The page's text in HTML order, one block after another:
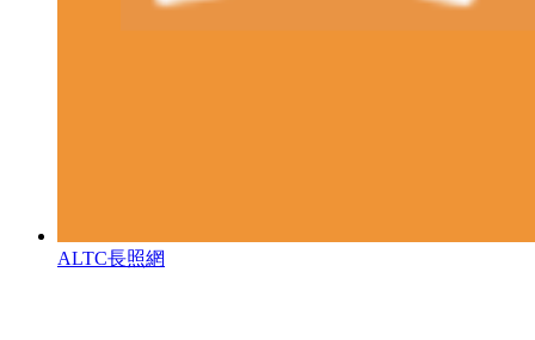
ALTC長照網